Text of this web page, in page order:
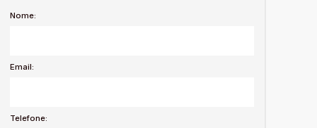
Nome:
Email:
Telefone: